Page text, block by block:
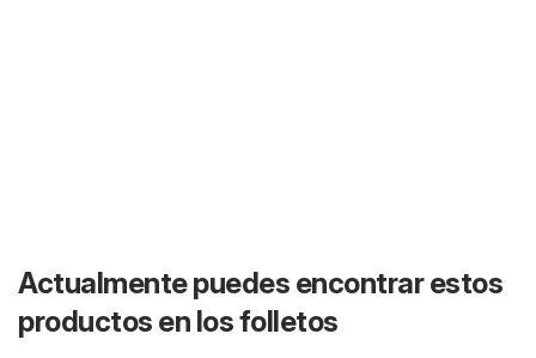
Actualmente puedes encontrar estos
productos en los folletos